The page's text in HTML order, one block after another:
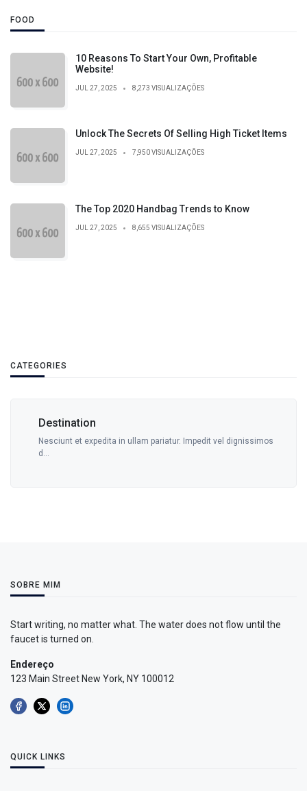
FOOD
10 Reasons To Start Your Own, Profitable
Website!
JUL 27, 2025 8,273 VISUALIZAÇÕES
Unlock The Secrets Of Selling High Ticket Items
JUL 27, 2025 7,950 VISUALIZAÇÕES
The Top 2020 Handbag Trends to Know
JUL 27, 2025 8,655 VISUALIZAÇÕES
CATEGORIES
Destination
Nesciunt et expedita in ullam pariatur. Impedit vel dignissimos
d...
SOBRE MIM
Start writing, no matter what. The water does not flow until the
faucet is turned on.
Endereço
123 Main Street New York, NY 100012
QUICK LINKS